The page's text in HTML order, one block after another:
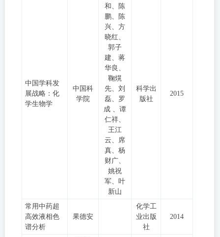
中国学科发
展战略：化
学生物学
中国科
学院
和、陈
鹏、陈
兴、方
晓红、
郭子
建、蒋
华良、
鞠熀
先、刘
磊、罗
成 、谭
仁祥、
王江
云、席
真、杨
财广、
姚祝
军、叶
新山
科学出
版社
2015
常用中药超
高效液相色
谱分析
果德安
化学工
业出版
社
2014